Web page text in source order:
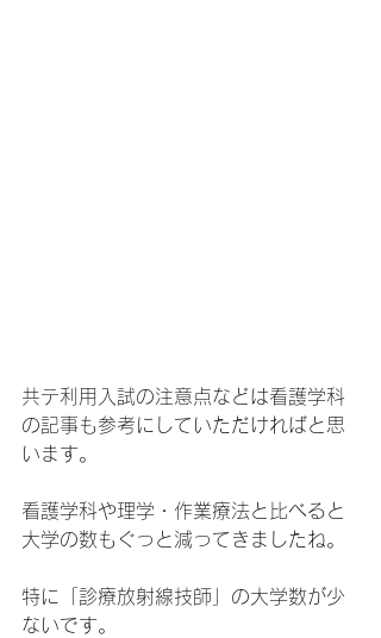
共テ利用入試の注意点などは看護学科
の記事も参考にしていただければと思
います。
看護学科や理学・作業療法と比べると
大学の数もぐっと減ってきましたね。
特に「診療放射線技師」の大学数が少
ないです。